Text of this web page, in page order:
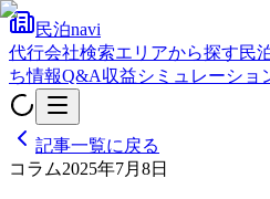
民泊navi
代行会社検索エリアから探す民
ち情報Q&A収益シミュレーショ
記事一覧に戻る
コラム2025年7月8日